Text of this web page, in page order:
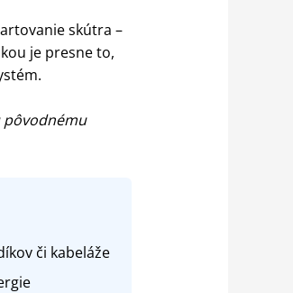
skútra –
je presne to,
pôvodnému
či kabeláže